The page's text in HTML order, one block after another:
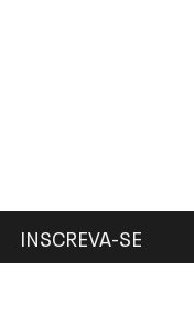
INSCREVA-SE